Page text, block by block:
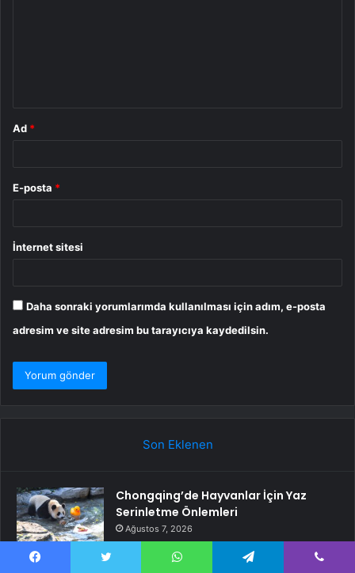
Ad *
E-posta *
İnternet sitesi
Daha sonraki yorumlarımda kullanılması için adım, e-posta
adresim ve site adresim bu tarayıcıya kaydedilsin.
Son Eklenen
Chongqing’de Hayvanlar İçin Yaz
Serinletme Önlemleri
Ağustos 7, 2026
iPhone kiralama dönemi başlıyor